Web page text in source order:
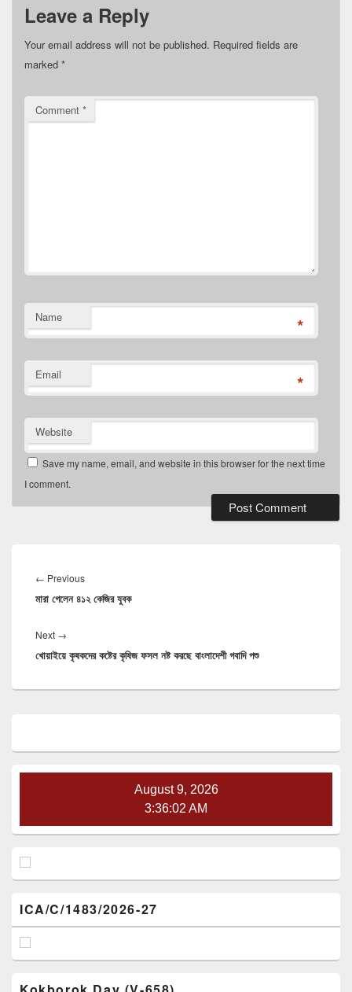
Leave a Reply
Your email address will not be published. Required fields are
marked *
Comment *
Name *
Email *
Website
Save my name, email, and website in this browser for the next time
I comment.
navigation
← PreviousPrevious
post:
মারা গেলেন ৪১২ কেজির যুবক
Next →
post:
খোয়াইয়ে কৃষকদের কষ্টের কৃষিজ ফসল নষ্ট করছে বাংলাদেশী গবাদি পশু
Widget
August 9, 2026
3:36:03 AM
ICA/C/1483/2026-27